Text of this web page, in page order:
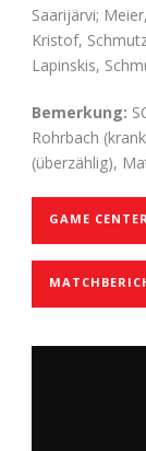
Saarijärvi;
Kristof,
Lapinskis,
Bemerkung:
Rohrbach
(überzählig),
GAME